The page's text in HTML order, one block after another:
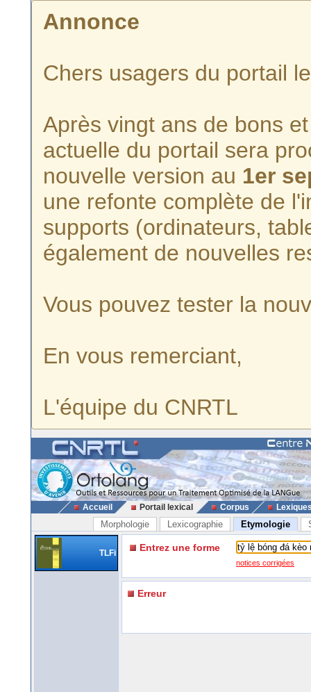
Annonce
Chers usagers du portail
Après vingt ans de bons
actuelle du portail sera
nouvelle version au 1er
une refonte complète de
supports (ordinateurs,
également de nouvelles
Vous pouvez tester la
En vous remerciant,
L'équipe du CNRTL
Accueil Portail lexical Corpus
Morphologie Lexicographie Etymologie
TLFi Entrez une forme
notices corrigées
Erreur